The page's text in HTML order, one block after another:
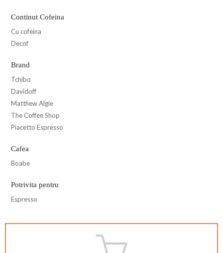
Continut Cofeina
Cu cofeina
Decof
Brand
Tchibo
Davidoff
Matthew Algie
The Coffee Shop
Piacetto Espresso
Cafea
Boabe
Potrivita pentru
Espresso